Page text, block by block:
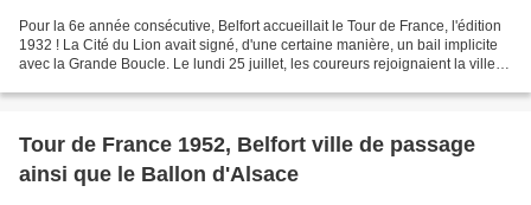
Pour la 6e année consécutive, Belfort accueillait le Tour de France, l'édition
1932 ! La Cité du Lion avait signé, d'une certaine manière, un bail implicite
avec la Grande Boucle. Le lundi 25 juillet, les coureurs rejoignaient la ville à
Tour de France 1952, Belfort ville de passage
ainsi que le Ballon d'Alsace